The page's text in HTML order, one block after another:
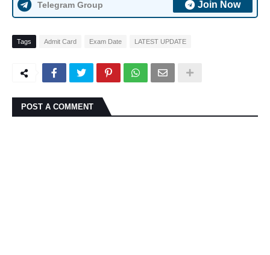
Telegram Group Join Now
Tags Admit Card Exam Date LATEST UPDATE
POST A COMMENT